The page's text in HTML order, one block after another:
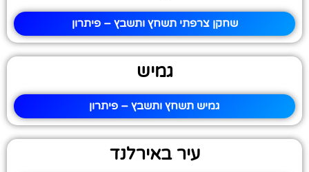
שחקן צרפתי תשחץ ותשבץ – פיתרון
גמיש
גמיש תשחץ ותשבץ – פיתרון
עיר באירלנד